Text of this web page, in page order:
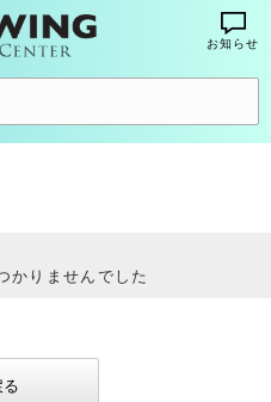
お知らせ
かりませんでした
る